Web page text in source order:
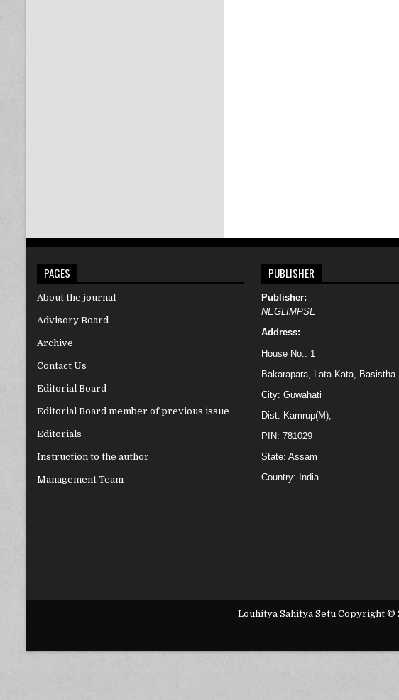
PAGES
About the journal
Advisory Board
Archive
Contact Us
Editorial Board
Editorial Board member of previous issue
Editorials
Instruction to the author
Management Team
PUBLISHER
Publisher:
NEGLIMPSE
Address:
House No.: 1
Bakarapara, Lata Kata, Basistha
City: Guwahati
Dist: Kamrup(M),
PIN: 781029
State: Assam
Country: India
Louhitya Sahitya Setu Copyright ©